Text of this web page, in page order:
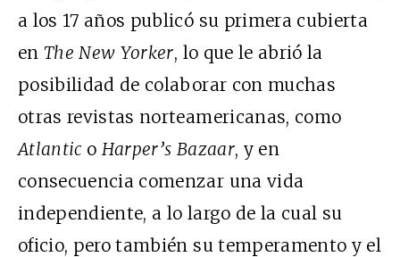
a los 17 años publicó su primera cubierta
enThe New Yorker, lo que le abrió la
posibilidad de colaborar con muchas
otras revistas norteamericanas, como
Atlantic o Harper’s Bazaar, y en
consecuencia comenzar una vida
independiente, a lo largo de la cual su
oficio, pero también su temperamento y el